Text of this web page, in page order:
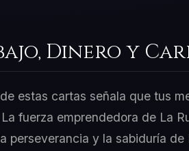
Dinero y
estas cartas señala que tus
fuerza emprendedora de La
perseverancia y la sabiduría de